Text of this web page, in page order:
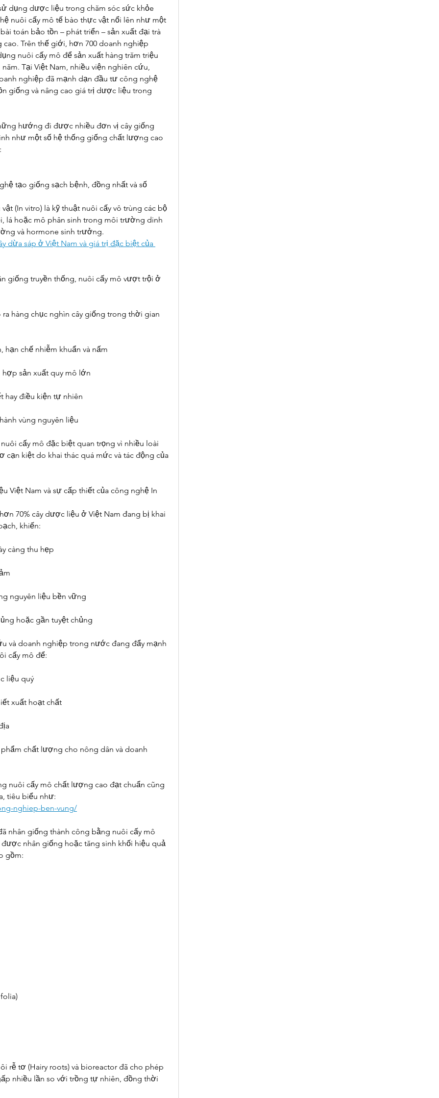
dụng dược liệu trong chăm sóc sức khỏe
nuôi cấy mô tế bào thực vật nổi lên như một
toán bảo tồn – phát triển – sản xuất đại trà
Trên thế giới, hơn 700 doanh nghiệp
nuôi cấy mô để sản xuất hàng trăm triệu
Tại Việt Nam, nhiều viện nghiên cứu,
nghiệp đã mạnh dạn đầu tư công nghệ
giống và nâng cao giá trị dược liệu trong
hướng đi được nhiều đơn vị cây giống
như một số hệ thống giống chất lượng cao
tạo giống sạch bệnh, đồng nhất và số
(In vitro) là kỹ thuật nuôi cấy vô trùng các bộ
lá hoặc mô phân sinh trong môi trường dinh
và hormone sinh trưởng.
dừa sáp ở Việt Nam và giá trị đặc biệt của
giống truyền thống, nuôi cấy mô vượt trội ở
hàng chục nghìn cây giống trong thời gian
hạn chế nhiễm khuẩn và nấm
sản xuất quy mô lớn
hay điều kiện tự nhiên
vùng nguyên liệu
cấy mô đặc biệt quan trọng vì nhiều loài
cạn kiệt do khai thác quá mức và tác động của
Việt Nam và sự cấp thiết của công nghệ In
70% cây dược liệu ở Việt Nam đang bị khai
khiến:
càng thu hẹp
nguyên liệu bền vững
hoặc gần tuyệt chủng
và doanh nghiệp trong nước đang đẩy mạnh
cấy mô để:
liệu quý
xuất hoạt chất
chất lượng cho nông dân và doanh
nuôi cấy mô chất lượng cao đạt chuẩn cũng
tiêu biểu như:
nghiep-ben-vung/
nhân giống thành công bằng nuôi cấy mô
được nhân giống hoặc tăng sinh khối hiệu quả
gồm:
rễ tơ (Hairy roots) và bioreactor đã cho phép
nhiều lần so với trồng tự nhiên, đồng thời